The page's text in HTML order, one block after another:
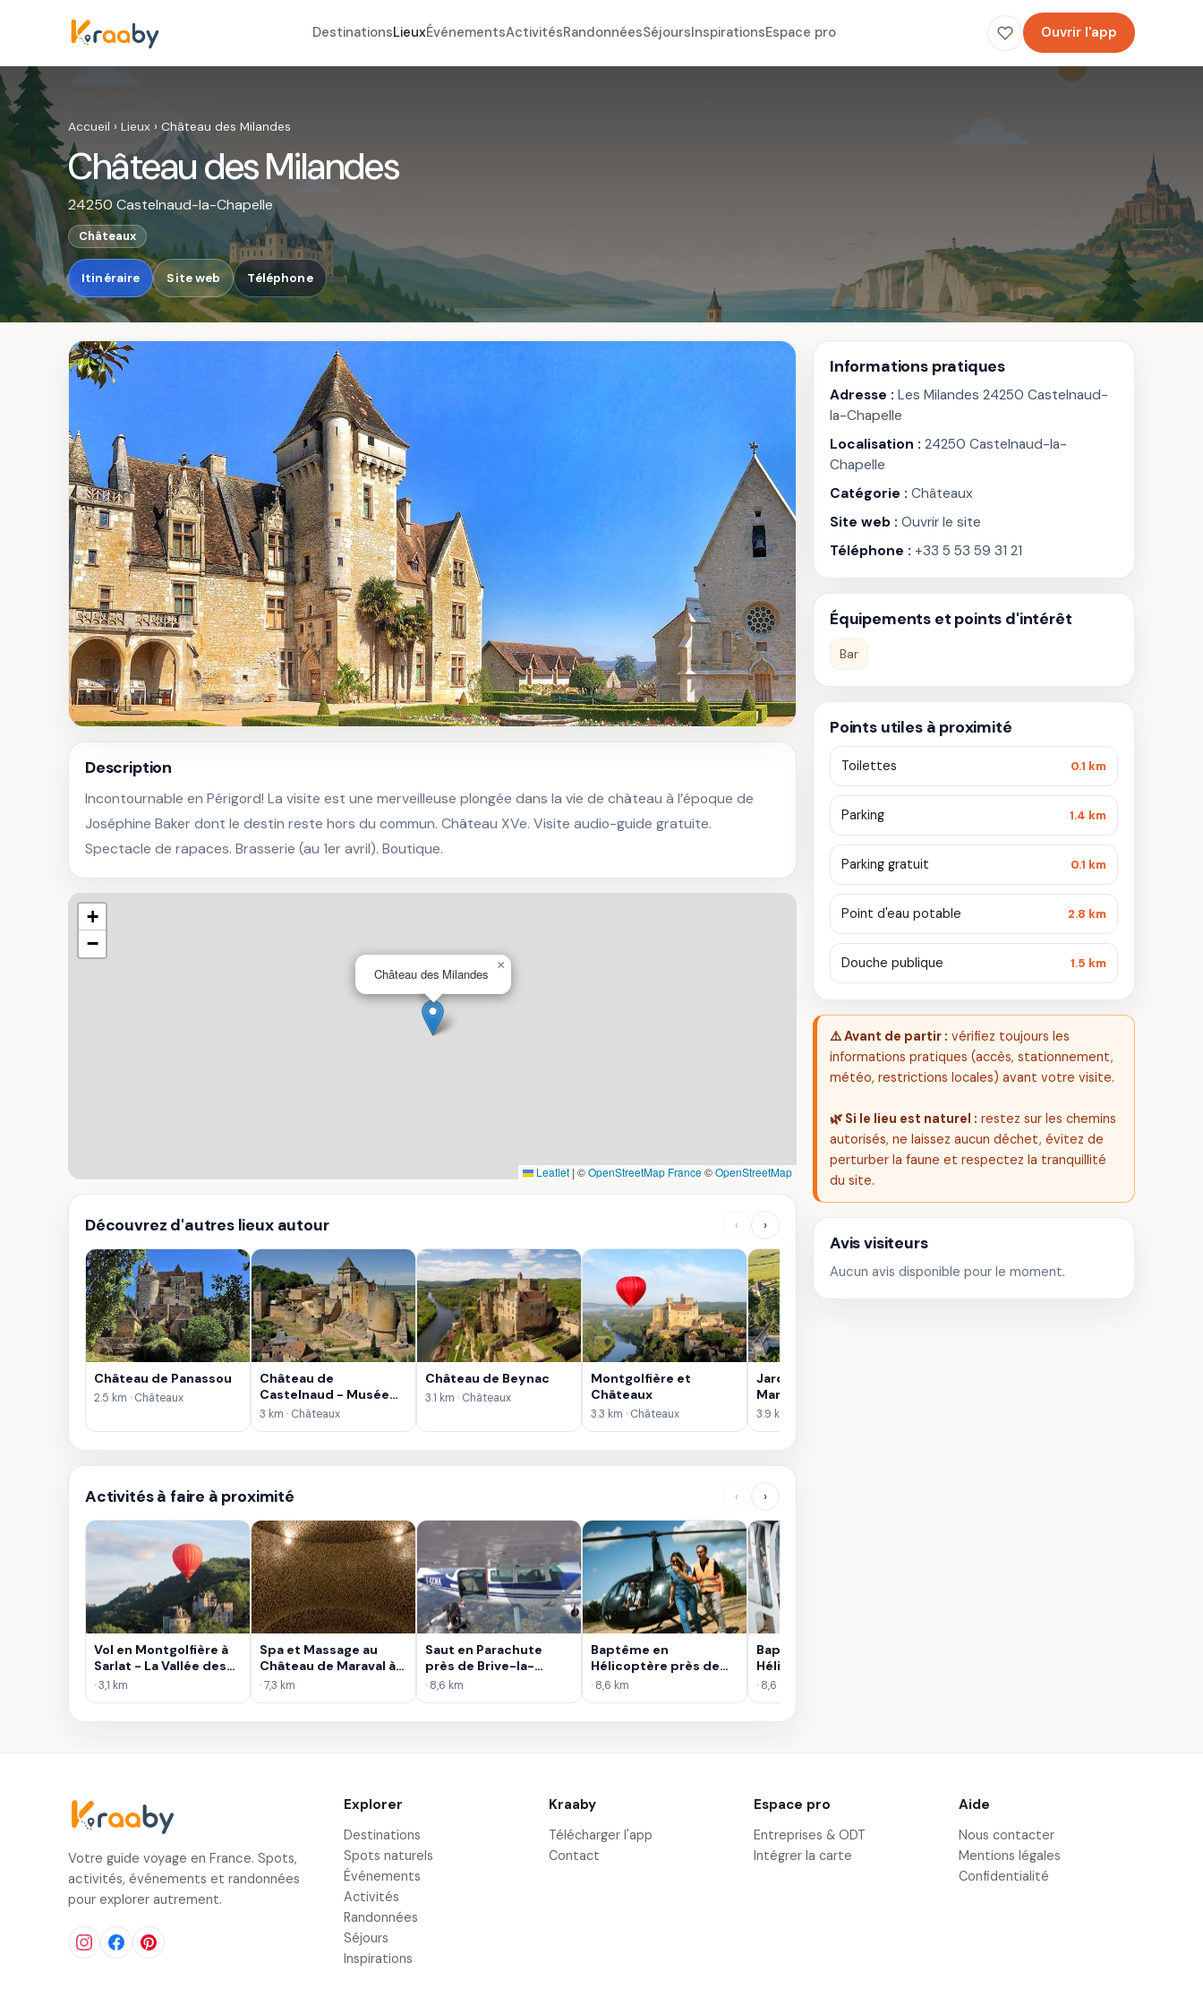
DestinationsLieuxÉvénementsActivitésRandonnéesSéjoursInspirationsEspace pro Ouvrir l'app
Accueil › Lieux › Château des Milandes
Château des Milandes
24250 Castelnaud-la-Chapelle
Châteaux
Itinéraire Site web Téléphone
Description
Incontournable en Périgord! La visite est une merveilleuse plongée dans la vie de château à l’époque de
Joséphine Baker dont le destin reste hors du commun. Château XVe. Visite audio-guide gratuite.
Spectacle de rapaces. Brasserie (au 1er avril). Boutique.
Château des Milandes
×
+
−
Leaflet | ©OpenStreetMap France©OpenStreetMap
Découvrez d'autres lieux autour ‹ ›
Château de Panassou
2.5 km · Châteaux
Château de
Castelnaud - Musée
de la Guerre au Moyen
3 km · Châteaux
Château de Beynac
3.1 km · Châteaux
Montgolfière et
Châteaux
3.3 km · Châteaux
Jardins de
Marqueyssac -
Belvédère de la
3.9 km · Points de vue
Activités à faire à proximité ‹ ›
Vol en Montgolfière à
Sarlat - La Vallée des
châteaux
· 3,1 km
Spa et Massage au
Château de Maraval à
Cénac-et-Saint-
· 7,3 km
Saut en Parachute
près de Brive-la-
Gaillarde
· 8,6 km
Baptême en
Hélicoptère près de
Cahors
· 8,6 km
Baptême en
Hélicoptère à Sarlat -
Survol Vallée des
· 8,6 km
Informations pratiques
Adresse : Les Milandes 24250 Castelnaud-
la-Chapelle
Localisation : 24250 Castelnaud-la-
Chapelle
Catégorie : Châteaux
Site web : Ouvrir le site
Téléphone : +33 5 53 59 31 21
Équipements et points d'intérêt
Bar
Points utiles à proximité
Toilettes 0.1 km
Parking 1.4 km
Parking gratuit 0.1 km
Point d'eau potable 2.8 km
Douche publique 1.5 km
⚠️ Avant de partir : vérifiez toujours les
informations pratiques (accès, stationnement,
météo, restrictions locales) avant votre visite.
🌿 Si le lieu est naturel : restez sur les chemins
autorisés, ne laissez aucun déchet, évitez de
perturber la faune et respectez la tranquillité
du site.
Avis visiteurs
Aucun avis disponible pour le moment.
Votre guide voyage en France. Spots,
activités, événements et randonnées
pour explorer autrement.
Explorer
Destinations
Spots naturels
Événements
Activités
Randonnées
Séjours
Inspirations
Kraaby
Télécharger l'app
Contact
Espace pro
Entreprises & ODT
Intégrer la carte
Aide
Nous contacter
Mentions légales
Confidentialité